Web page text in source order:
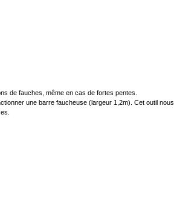
de fauches, même en cas de fortes pentes.
une barre faucheuse (largeur 1,2m). Cet outil nous